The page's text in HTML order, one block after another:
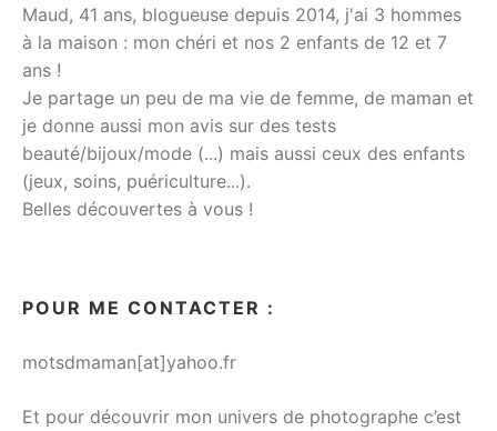
Maud, 41 ans, blogueuse depuis 2014, j'ai 3 hommes
à la maison : mon chéri et nos 2 enfants de 12 et 7
ans !
Je partage un peu de ma vie de femme, de maman et
je donne aussi mon avis sur des tests
beauté/bijoux/mode (...) mais aussi ceux des enfants
(jeux, soins, puériculture...).
Belles découvertes à vous !
POUR ME CONTACTER :
motsdmaman[at]yahoo.fr
Et pour découvrir mon univers de photographe c’est